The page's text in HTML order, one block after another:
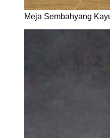
Meja Sembahyang